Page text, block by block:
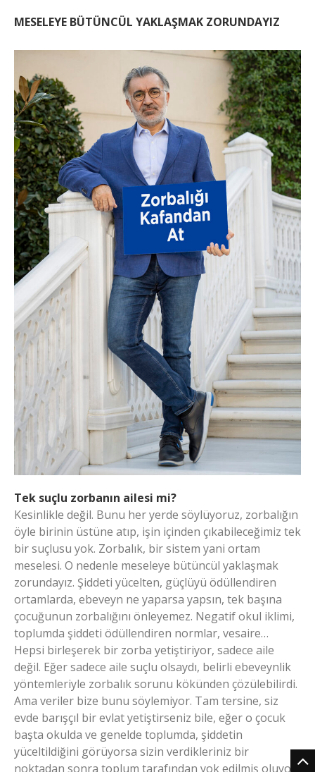
MESELEYE BÜTÜNCÜL YAKLAŞMAK ZORUNDAYIZ
Tek suçlu zorbanın ailesi mi?
Kesinlikle değil. Bunu her yerde söylüyoruz, zorbalığın
öyle birinin üstüne atıp, işin içinden çıkabileceğimiz tek
bir suçlusu yok. Zorbalık, bir sistem yani ortam
meselesi. O nedenle meseleye bütüncül yaklaşmak
zorundayız. Şiddeti yücelten, güçlüyü ödüllendiren
ortamlarda, ebeveyn ne yaparsa yapsın, tek başına
çocuğunun zorbalığını önleyemez. Negatif okul iklimi,
toplumda şiddeti ödüllendiren normlar, vesaire…
Hepsi birleşerek bir zorba yetiştiriyor, sadece aile
değil. Eğer sadece aile suçlu olsaydı, belirli ebeveynlik
yöntemleriyle zorbalık sorunu kökünden çözülebilirdi.
Ama veriler bize bunu söylemiyor. Tam tersine, siz
evde barışçıl bir evlat yetiştirseniz bile, eğer o çocuk
başta okulda ve genelde toplumda, şiddetin
yüceltildiğini görüyorsa sizin verdikleriniz bir
noktadan sonra toplum tarafından yok edilmiş oluyor.